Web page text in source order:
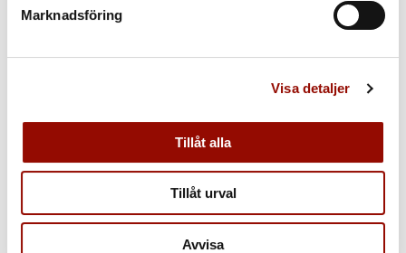
Marknadsföring
Visa detaljer
Tillåt alla
Tillåt urval
Avvisa
500.000 - 700.000 SEK
640.000 SEK
KATALOGTEXT
(1886‑1927). ”Flicka med S:t Göran”. Signerad